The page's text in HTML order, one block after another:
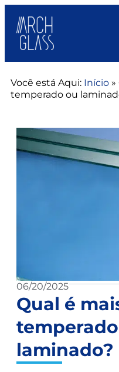
Você está Aqui: Início »
temperado ou
06/20/2025
Qual é
laminado?